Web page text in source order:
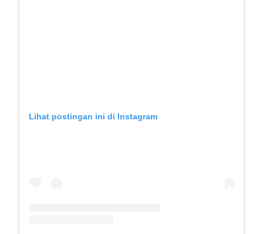
Lihat postingan ini di Instagram